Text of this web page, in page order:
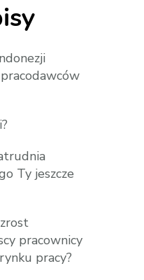
Ty jeszcze
pracownicy
pracy?